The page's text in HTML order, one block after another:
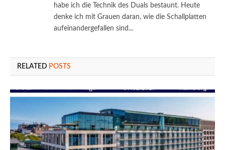
habe ich die Technik des Duals bestaunt. Heute
denke ich mit Grauen daran, wie die Schallplatten
aufeinandergefallen sind...
RELATED POSTS